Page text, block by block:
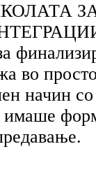
во
начин
имаше